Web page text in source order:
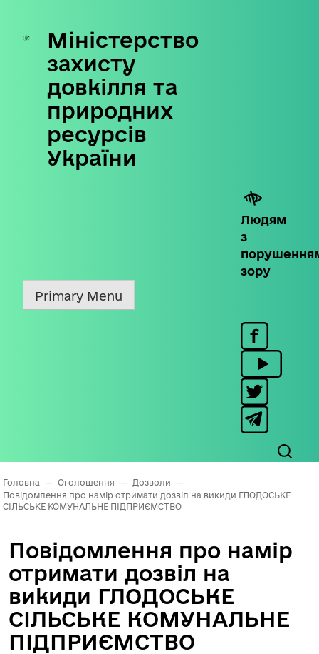
Skip
content
Міністерство
захисту
довкілля та
природних
ресурсів
України
Людям
з
зору
Primary Menu
Головна — Оголошення — Дозволи
—
Повідомлення про намір отримати дозвіл на викиди ГЛОДОСЬКЕ
СІЛЬСЬКЕ КОМУНАЛЬНЕ ПІДПРИЄМСТВО
Повідомлення про намір
отримати дозвіл на
викиди ГЛОДОСЬКЕ
СІЛЬСЬКЕ КОМУНАЛЬНЕ
ПІДПРИЄМСТВО